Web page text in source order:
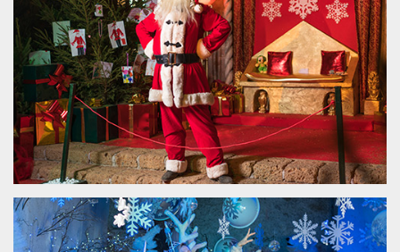
cf_clearance
Cloudflare,
Inc.
.oooh.events
1 anno
Clearance
Cookie from
CloudFlare
stores the proof
of challenge
passed. It is
used to no
longer issue a
captcha or
jschallenge
challenge if
present. It is
required to
reach origin
wordpress_test_cookie
Automattic
Inc.
.oooh.events
Sessione
Cookie di
Wordpress,
verifica che il